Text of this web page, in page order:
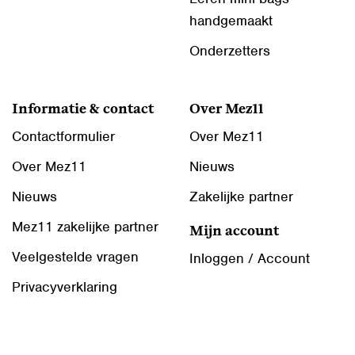
handgemaakt
Onderzetters
Informatie & contact
Contactformulier
Over Mez11
Nieuws
Mez11 zakelijke partner
Veelgestelde vragen
Privacyverklaring
Over Mez11
Over Mez11
Nieuws
Zakelijke partner
Mijn account
Inloggen / Account